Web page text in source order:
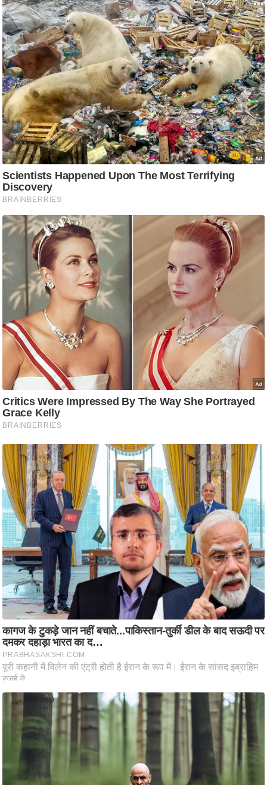
g
N
e
w
s
ला
इ
फ
स्टा
इ
ल
टे
क्नॉ
लॉ
जी
टी
फै
श
न
घ
लू
नु
स्खे
प
ट
न
स्थ
ल
फि
ट
ने
स
मं
त्रा
रि
ले
श
न
शि
प
नी
वि